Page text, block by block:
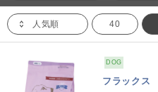
人気順 40
DOG
フラックス